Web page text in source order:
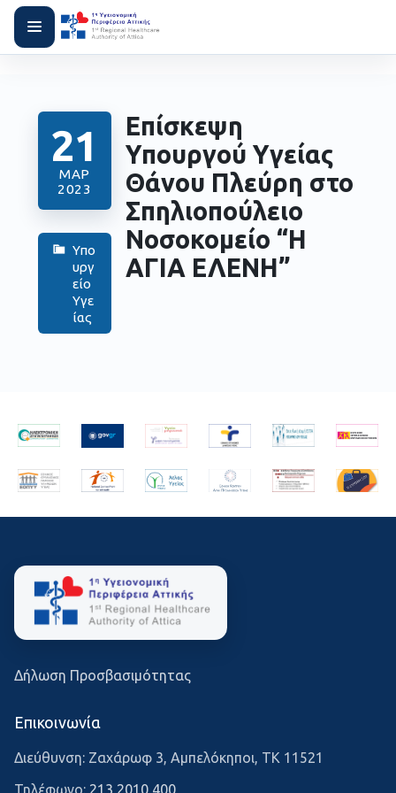
21
ΜΑΡ
2023
Υπο
υργ
είο
Υγε
ίας
Επίσκεψη
Υπουργού Υγείας
Θάνου Πλεύρη στο
Σπηλιοπούλειο
Νοσοκομείο “Η
ΑΓΙΑ ΕΛΕΝΗ”
Δήλωση Προσβασιμότητας
Επικοινωνία
Διεύθυνση: Ζαχάρωφ 3, Αμπελόκηποι, ΤΚ 11521
Τηλέφωνο: 213 2010 400